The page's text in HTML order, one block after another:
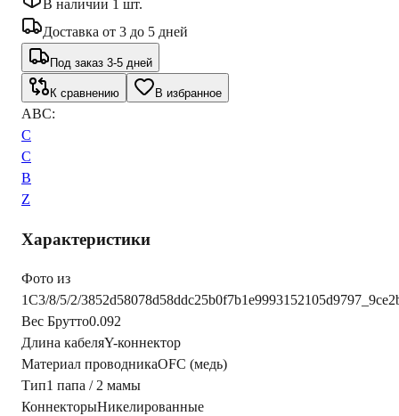
В наличии 1 шт.
Доставка от 3 до 5 дней
Под заказ 3-5 дней
К сравнению В избранное
ABC:
C
C
B
Z
Характеристики
Фото из
1С3/8/5/2/
Вес Брутто0.092
Длина кабеляY-коннектор
Материал проводникаOFC (медь)
Тип1 папа / 2 мамы
КоннекторыНикелированные